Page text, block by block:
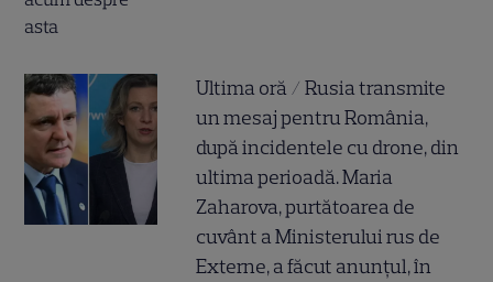
Ultima oră / Rusia transmite
un mesaj pentru România,
după incidentele cu drone, din
ultima perioadă. Maria
Zaharova, purtătoarea de
cuvânt a Ministerului rus de
Externe, a făcut anunțul, în